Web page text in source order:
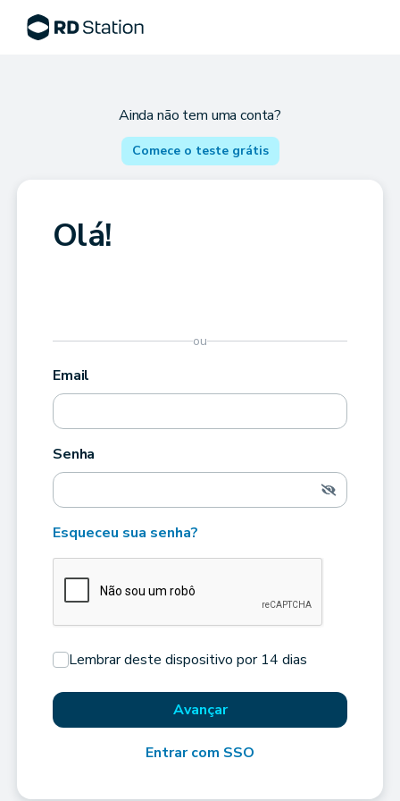
Ainda não tem uma conta?
Comece o teste grátis
Olá!
ou
Email
Senha
Esqueceu sua senha?
Lembrar deste dispositivo por 14 dias
Avançar
Entrar com SSO